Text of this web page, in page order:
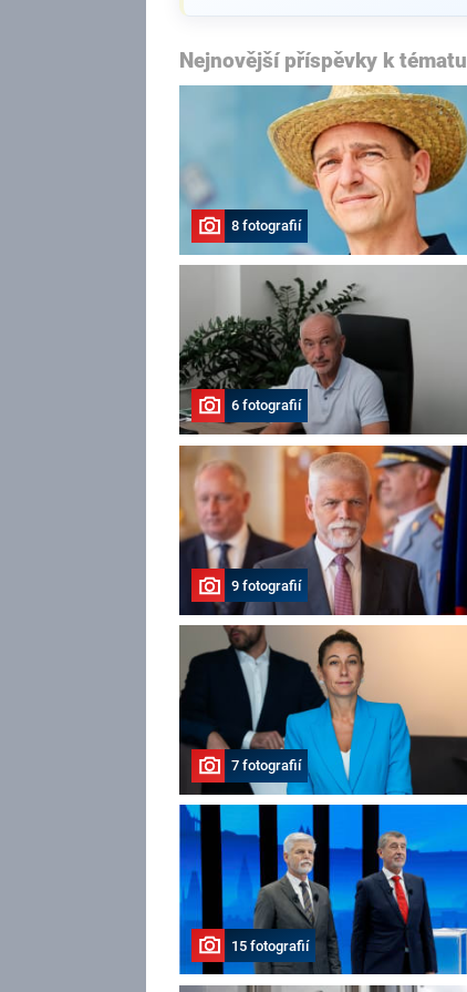
Nejnovější příspěvky k tématu
8 fotografií
6 fotografií
9 fotografií
7 fotografií
15 fotografií